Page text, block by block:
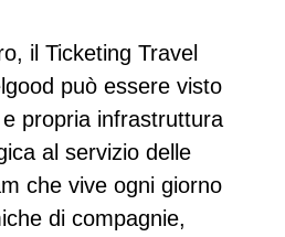
il Ticketing Travel
può essere visto
propria infrastruttura
al servizio delle
che vive ogni giorno
di compagnie,